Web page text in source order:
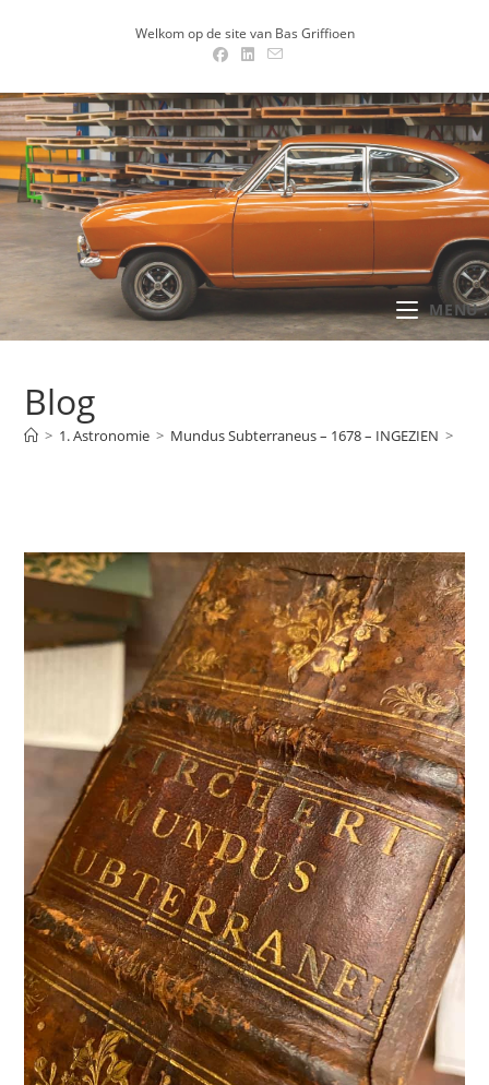
Welkom op de site van Bas Griffioen
MENU .
Blog
> 1. Astronomie > Mundus Subterraneus – 1678 – INGEZIEN >